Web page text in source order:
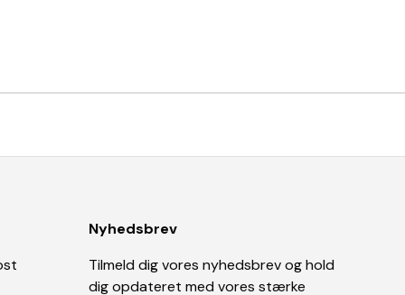
Nyhedsbrev
Tilmeld dig vores nyhedsbrev og hold
dig opdateret med vores stærke